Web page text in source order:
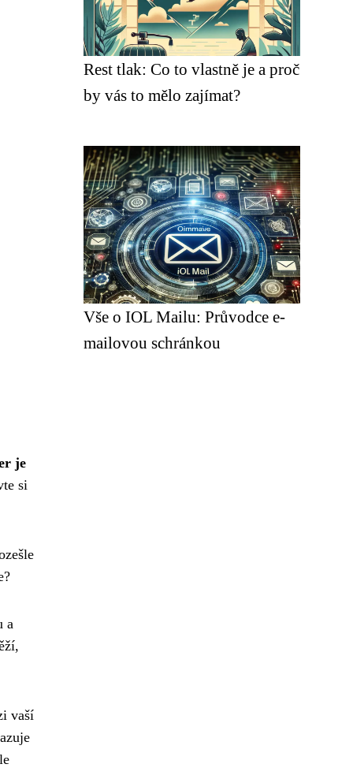
je
si
a
vaší
Rest tlak: Co to vlastně je a proč
by vás to mělo zajímat?
Vše o IOL Mailu: Průvodce e-
mailovou schránkou